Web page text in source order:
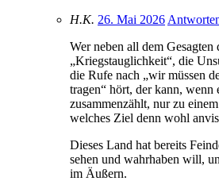
H.K. 26. Mai 2026
Wer neben all dem
„Kriegstauglichkeit“, die
die Rufe nach „wir müssen
tragen“ hört, der kann, wenn
zusammenzählt, nur zu
welches Ziel denn wohl
Dieses Land hat bereits
sehen und wahrhaben will,
im Äußern.